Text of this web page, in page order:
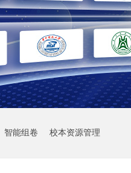
智能组卷 校本资源管理